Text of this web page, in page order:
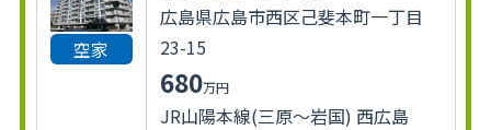
空家
広島県広島市西区己斐本町一丁目
23-15
680万円
JR山陽本線(三原～岩国) 西広島